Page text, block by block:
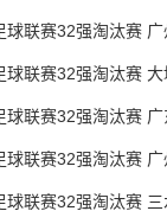
联赛32强淘汰赛
联赛32强淘汰赛
联赛32强淘汰赛
联赛32强淘汰赛
联赛32强淘汰赛